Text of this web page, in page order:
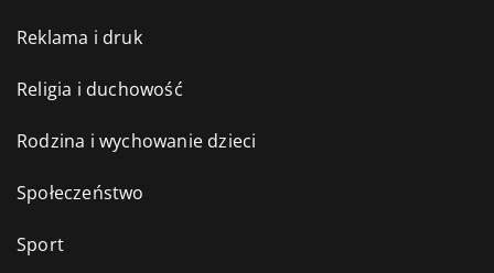
Reklama i druk
Religia i duchowość
Rodzina i wychowanie dzieci
Społeczeństwo
Sport